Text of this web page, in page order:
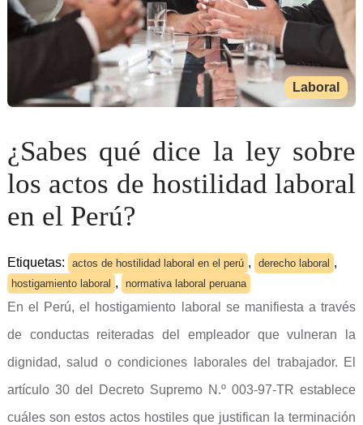
Laboral
¿Sabes qué dice la ley sobre
los actos de hostilidad laboral
en el Perú?
Etiquetas: actos de hostilidad laboral en el perú , derecho laboral ,
hostigamiento laboral , normativa laboral peruana
En el Perú, el hostigamiento laboral se manifiesta a través
de conductas reiteradas del empleador que vulneran la
dignidad, salud o condiciones laborales del trabajador. El
artículo 30 del Decreto Supremo N.º 003-97-TR establece
cuáles son estos actos hostiles que justifican la terminación